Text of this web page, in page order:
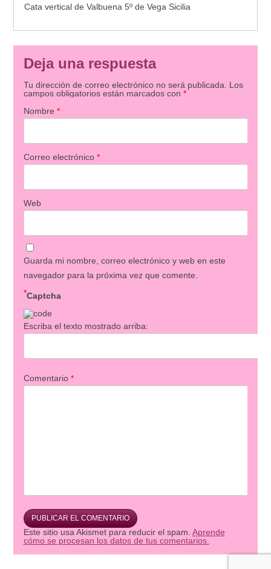
Cata vertical de Valbuena 5º de Vega Sicilia
Deja una respuesta
Tu dirección de correo electrónico no será publicada. Los
campos obligatorios están marcados con *
Nombre *
Correo electrónico *
Web
Guarda mi nombre, correo electrónico y web en este
navegador para la próxima vez que comente.
Captcha
*
Escriba el texto mostrado arriba:
Comentario *
Este sitio usa Akismet para reducir el spam. Aprende
cómo se procesan los datos de tus comentarios.